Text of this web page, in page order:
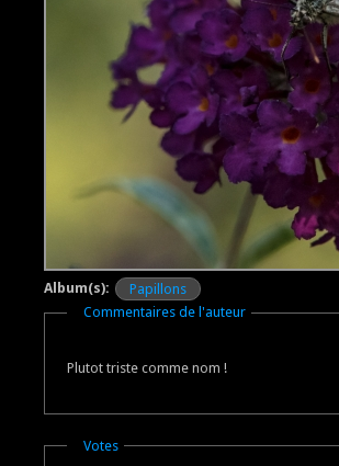
Album(s):
Papillons
Masquer
Commentaires de l'auteur
Plutot triste comme nom !
Masquer
Votes